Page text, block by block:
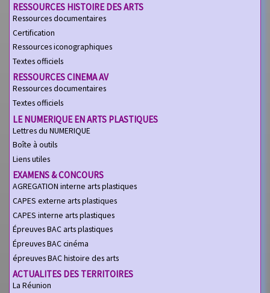
RESSOURCES HISTOIRE DES ARTS
Ressources documentaires
Certification
Ressources iconographiques
Textes officiels
RESSOURCES CINEMA AV
Ressources documentaires
Textes officiels
LE NUMERIQUE EN ARTS PLASTIQUES
Lettres du NUMERIQUE
Boîte à outils
Liens utiles
EXAMENS & CONCOURS
AGREGATION interne arts plastiques
CAPES externe arts plastiques
CAPES interne arts plastiques
Épreuves BAC arts plastiques
Épreuves BAC cinéma
épreuves BAC histoire des arts
ACTUALITES DES TERRITOIRES
La Réunion